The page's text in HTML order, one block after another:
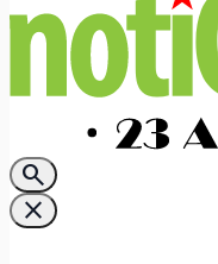
search
close